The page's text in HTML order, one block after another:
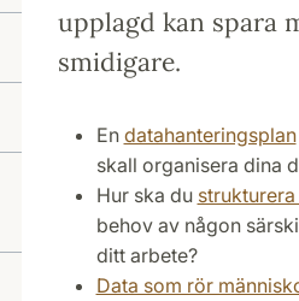
upplagd kan spara
smidigare.
En datahanteringsplan
skall organisera dina
Hur ska du
behov av någon
ditt arbete?
Data som rör